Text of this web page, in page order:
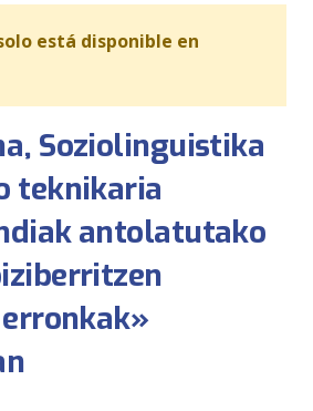
está disponible en
Soziolinguistika
teknikaria
antolatutako